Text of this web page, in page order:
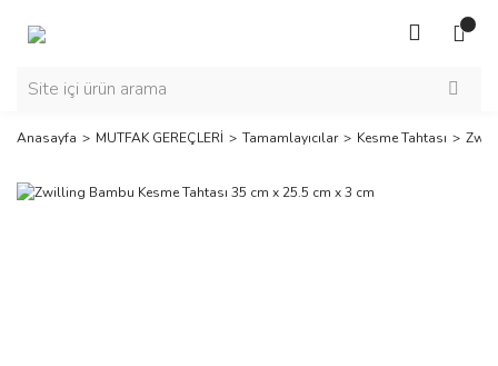
Anasayfa MUTFAK GEREÇLERİ Tamamlayıcılar Kesme Tahtası